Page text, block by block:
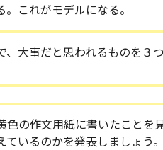
これがモデルになる。
、大事だと思われるものを３
色の作文用紙に書いたことを
ているのかを発表しましょう。